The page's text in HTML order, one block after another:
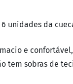
unidades da
e
tem sobras de